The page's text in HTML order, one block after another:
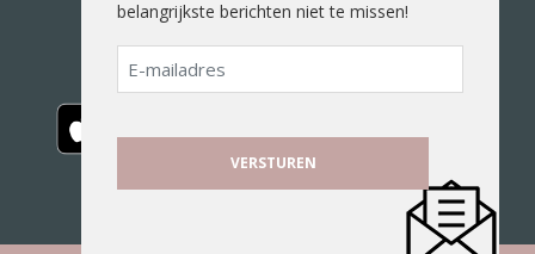
belangrijkste berichten niet te missen!
E-
mailadres